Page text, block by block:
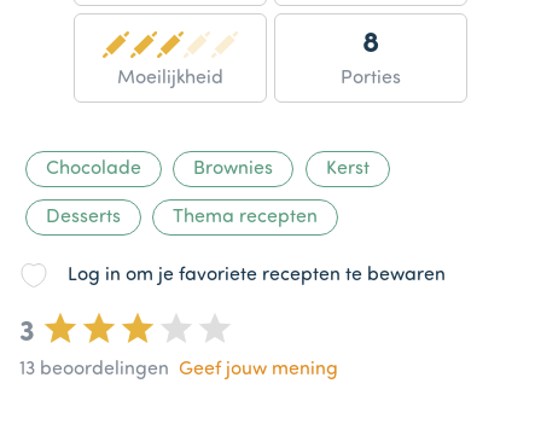
Moeilijkheid
8
Porties
Chocolade Brownies Kerst
Desserts Thema recepten
Log in om je favoriete recepten te bewaren
3
13 beoordelingen Geef jouw mening